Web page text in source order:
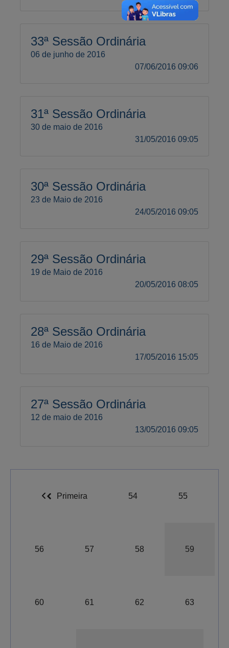
33ª Sessão Ordinária
06 de junho de 2016
07/06/2016 09:06
31ª Sessão Ordinária
30 de maio de 2016
31/05/2016 09:05
30ª Sessão Ordinária
23 de Maio de 2016
24/05/2016 09:05
29ª Sessão Ordinária
19 de Maio de 2016
20/05/2016 08:05
28ª Sessão Ordinária
16 de Maio de 2016
17/05/2016 15:05
27ª Sessão Ordinária
12 de maio de 2016
13/05/2016 09:05
Primeira 54 55
56 57 58 59
60 61 62 63